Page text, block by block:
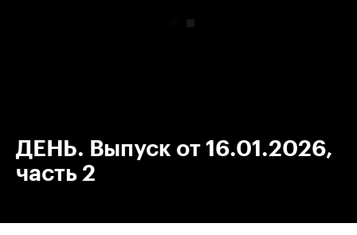
ДЕНЬ. Выпуск от 16.01.2026,
часть 2